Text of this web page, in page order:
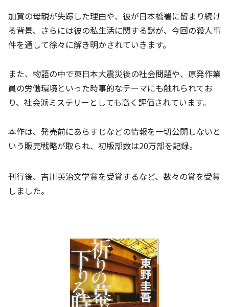
加賀の母親が失踪した理由や、彼が日本橋署に留まり続け
る背景、さらには彼の私生活に関する謎が、今回の殺人事
件を通して徐々に解き明かされていきます。
また、物語の中で東日本大震災後の社会問題や、原発作業
員の労働環境といった時事的なテーマにも触れられてお
り、社会派ミステリーとしても高く評価されています。
本作は、発売前にあらすじなどの情報を一切公開しないと
いう販売戦略が取られ、初版部数は20万部を記録。
刊行後、吉川英治文学賞を受賞するなど、数々の賞を受賞
しました。